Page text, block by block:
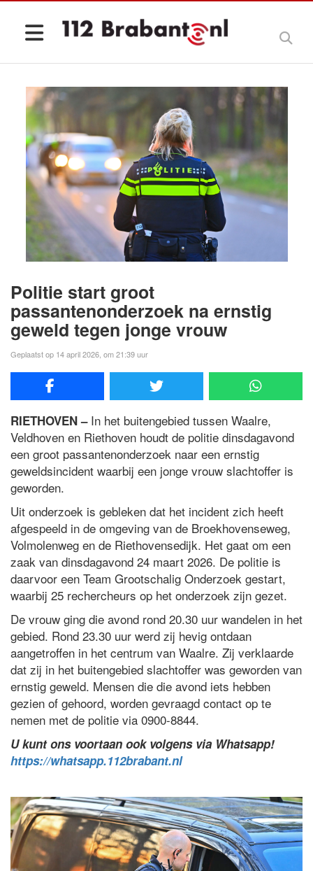
Politie start groot
passantenonderzoek na ernstig
geweld tegen jonge vrouw
Geplaatst op 14 april 2026, om 21:39 uur
RIETHOVEN –In het buitengebied tussen Waalre,
Veldhoven en Riethoven houdt de politie dinsdagavond
een groot passantenonderzoek naar een ernstig
geweldsincident waarbij een jonge vrouw slachtoffer is
geworden.
Uit onderzoek is gebleken dat het incident zich heeft
afgespeeld in de omgeving van de Broekhovenseweg,
Volmolenweg en de Riethovensedijk. Het gaat om een
zaak van dinsdagavond 24 maart 2026. De politie is
daarvoor een Team Grootschalig Onderzoek gestart,
waarbij 25 rechercheurs op het onderzoek zijn gezet.
De vrouw ging die avond rond 20.30 uur wandelen in het
gebied. Rond 23.30 uur werd zij hevig ontdaan
aangetroffen in het centrum van Waalre. Zij verklaarde
dat zij in het buitengebied slachtoffer was geworden van
ernstig geweld. Mensen die die avond iets hebben
gezien of gehoord, worden gevraagd contact op te
nemen met de politie via 0900-8844.
U kunt ons voortaan ook volgens via Whatsapp!
https://whatsapp.112brabant.nl